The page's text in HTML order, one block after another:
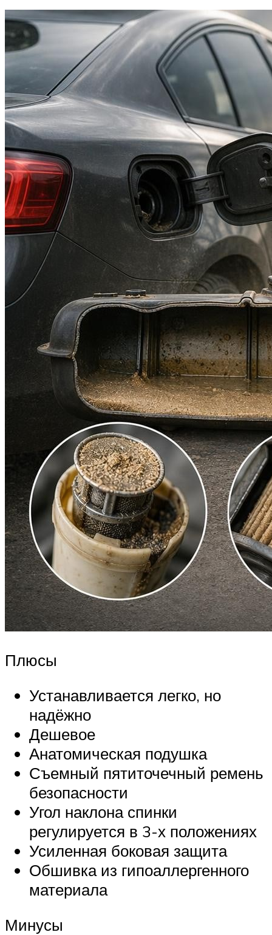
Плюсы
Устанавливается легко, но
надёжно
Дешевое
Анатомическая подушка
Съемный пятиточечный ремень
безопасности
Угол наклона спинки
регулируется в 3-х положениях
Усиленная боковая защита
Обшивка из гипоаллергенного
материала
Минусы